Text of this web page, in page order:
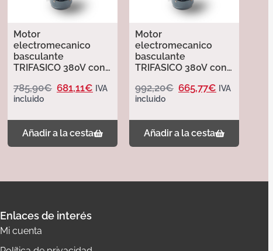
Motor
electromecanico
basculante
TRIFASICO 380V con
desbloqueo para
puertas basculantes
SIRIUS Erreka.
785,90€ 681,11€ IVA
incluido
Añadir a la cesta
Motor
electromecanico
basculante
TRIFASICO 380V con
desbloqueo para
puertas basculantes
SIRIUS Erreka.
992,20€ 665,77€ IVA
incluido
Añadir a la cesta
Enlaces de interés
Mi cuenta